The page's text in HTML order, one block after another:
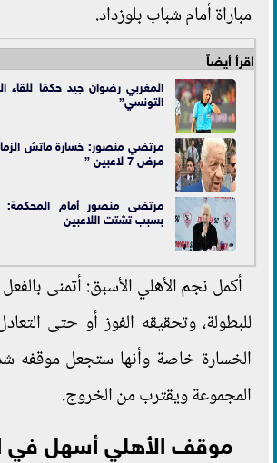
مباراة أمام شباب بلوزداد.
اقرأ أيضاً
المغربي رضوان جيد حكمًا للقاء
التونسي”
مرتضي منصور: خسارة ماتش
مرض 7 لاعبين ”
مرتضى منصور أمام المحكمة:
بسبب تشتت اللاعبين
أكمل نجم الأهلي الأسبق: أتمنى
للبطولة، وتحقيقه الفوز أو حتى
الخسارة خاصة وأنها ستجعل موقفه
المجموعة ويقترب من الخروج.
موقف الأهلي أسهل في